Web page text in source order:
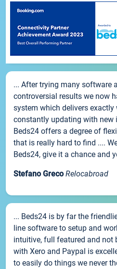
... After trying many software
controversial results we now
system which delivers
constantly updating with new
Beds24 offers a degree of
that is really hard to find ....
Beds24, give it a chance and
Stefano Greco Relocabroad
... Beds24 is by far the
line software to setup and
intuitive, full featured and not
with Xero and Paypal is
to easily do things we never